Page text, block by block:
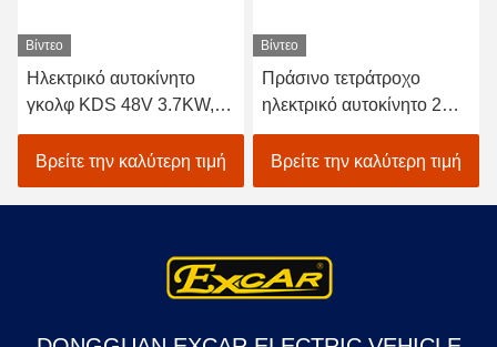
Βίντεο
Ηλεκτρικό αυτοκίνητο
γκολφ KDS 48V 3.7KW,
κάρρο της Ιταλίας
Graziano Axle Club Car
Golf
Βρείτε την καλύτερη τιμή
Βίντεο
Πράσινο τετράτροχο
ηλεκτρικό αυτοκίνητο 2
γκολφ κάρρο γκολφ
μπαταριών επιβατών 48V
Βρείτε την καλύτερη τιμή